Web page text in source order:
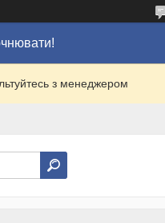
з менеджером